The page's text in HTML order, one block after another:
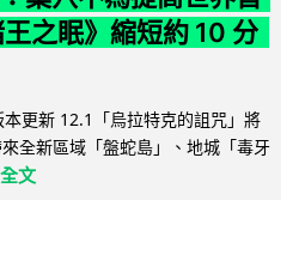
之眠》縮短約 10 分
本更新 12.1「烏拉特克的詛咒」將
全新區域「盤蛇島」、地城「毒牙
文